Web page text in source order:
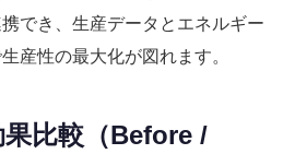
でき、生産データとエネルギー
産性の最大化が図れます。
比較（Before /